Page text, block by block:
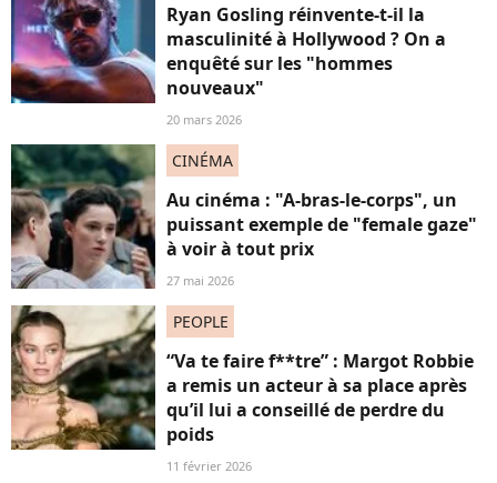
Ryan Gosling réinvente-t-il la
masculinité à Hollywood ? On a
enquêté sur les "hommes
nouveaux"
20 mars 2026
CINÉMA
Au cinéma : "A-bras-le-corps", un
puissant exemple de "female gaze"
à voir à tout prix
27 mai 2026
PEOPLE
“Va te faire f**tre” : Margot Robbie
a remis un acteur à sa place après
qu’il lui a conseillé de perdre du
poids
11 février 2026